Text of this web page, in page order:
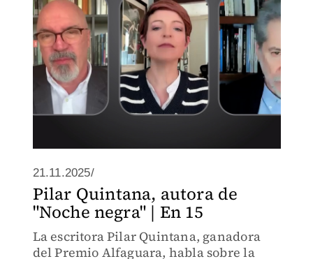
21.11.2025/
Pilar Quintana, autora de
"Noche negra" | En 15
La escritora Pilar Quintana, ganadora
del Premio Alfaguara, habla sobre la